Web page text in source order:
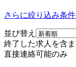
さらに絞り込み条
並び替え
終了した求人を含
直接連絡可能のみ